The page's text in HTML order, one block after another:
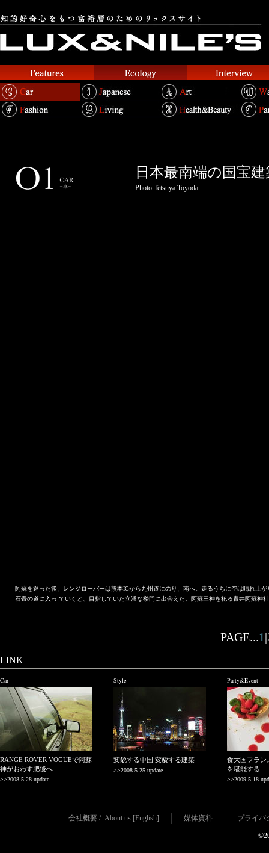
日本最南端の国宝
Photo.Tetsuya Toyoda
阿蘇を巡った後、レンジローバーは熊本ICから九州道にのり、南へ。走るうちに空は晴れ上
石畳の道に入っ ていくと、目指していた立派な楼門に出会えた。阿蘇三神を祀る青井阿蘇神
PAGE...1|
LINK
Car
RANGE ROVER VOGUEで阿蘇
神がおわす肥後へ
>>2008.5.28 update
Style
変貌する中国 変貌する建築
>>2008.5.25 update
Party&Event
食大国フラン
を堪能する
>>2009.5.18
会社概要 / About us [English] 媒体資料 プライバ